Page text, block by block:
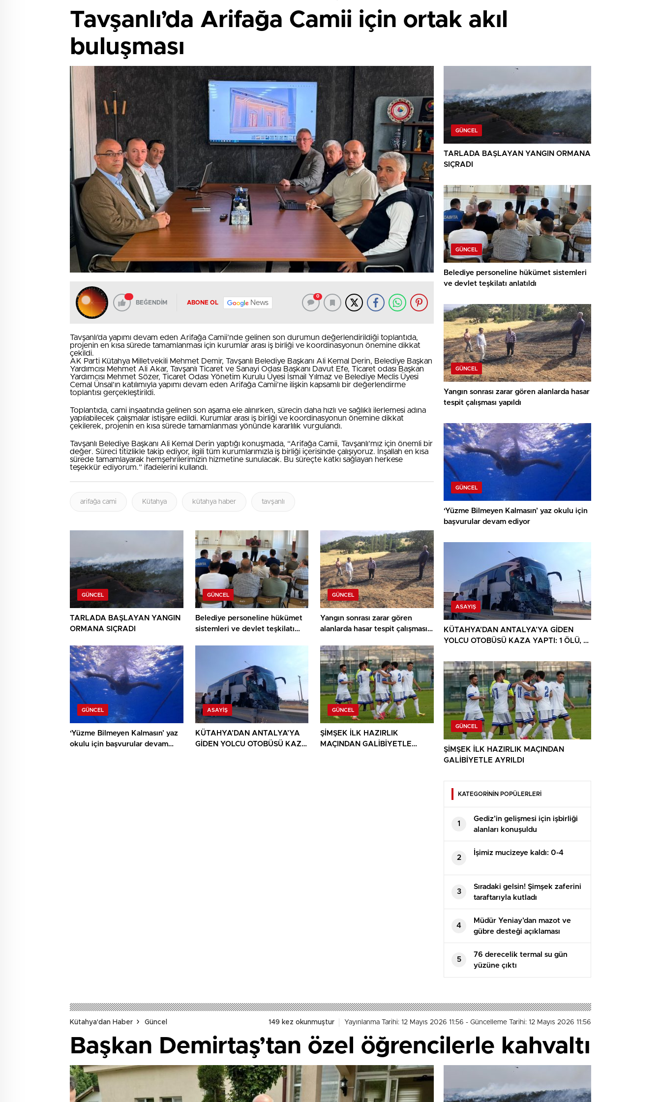
Tavşanlı’da Arifağa Camii için ortak akıl
buluşması
BEĞENDİM ABONE OL News
0
Tavşanlı’da yapımı devam eden Arifağa Camii’nde gelinen son durumun değerlendirildiği toplantıda,
projenin en kısa sürede tamamlanması için kurumlar arası iş birliği ve koordinasyonun önemine dikkat
çekildi.
AK Parti Kütahya Milletvekili Mehmet Demir, Tavşanlı Belediye Başkanı Ali Kemal Derin, Belediye Başkan
Yardımcısı Mehmet Ali Akar, Tavşanlı Ticaret ve Sanayi Odası Başkanı Davut Efe, Ticaret odası Başkan
Yardımcısı Mehmet Sözer, Ticaret Odası Yönetim Kurulu Üyesi İsmail Yılmaz ve Belediye Meclis Üyesi
Cemal Ünsal’ın katılımıyla yapımı devam eden Arifağa Camii’ne ilişkin kapsamlı bir değerlendirme
toplantısı gerçekleştirildi.
Toplantıda, cami inşaatında gelinen son aşama ele alınırken, sürecin daha hızlı ve sağlıklı ilerlemesi adına
yapılabilecek çalışmalar istişare edildi. Kurumlar arası iş birliği ve koordinasyonun önemine dikkat
çekilerek, projenin en kısa sürede tamamlanması yönünde kararlılık vurgulandı.
Tavşanlı Belediye Başkanı Ali Kemal Derin yaptığı konuşmada, “Arifağa Camii, Tavşanlı’mız için önemli bir
değer. Süreci titizlikle takip ediyor, ilgili tüm kurumlarımızla iş birliği içerisinde çalışıyoruz. İnşallah en kısa
sürede tamamlayarak hemşehrilerimizin hizmetine sunulacak. Bu süreçte katkı sağlayan herkese
teşekkür ediyorum.” ifadelerini kullandı.
arifağa cami Kütahya kütahya haber tavşanlı
GÜNCEL
TARLADA BAŞLAYAN YANGIN
ORMANA SIÇRADI
GÜNCEL
Belediye personeline hükümet
sistemleri ve devlet teşkilatı
GÜNCEL
Yangın sonrası zarar gören
alanlarda hasar tespit çalışması
GÜNCEL
‘Yüzme Bilmeyen Kalmasın’ yaz
okulu için başvurular devam
ASAYIŞ
KÜTAHYA’DAN ANTALYA’YA
GİDEN YOLCU OTOBÜSÜ KAZA
GÜNCEL
ŞİMŞEK İLK HAZIRLIK
MAÇINDAN GALİBİYETLE
GÜNCEL
TARLADA BAŞLAYAN YANGIN ORMANA
SIÇRADI
GÜNCEL
Belediye personeline hükümet sistemleri
ve devlet teşkilatı anlatıldı
GÜNCEL
Yangın sonrası zarar gören alanlarda hasar
tespit çalışması yapıldı
GÜNCEL
‘Yüzme Bilmeyen Kalmasın’ yaz okulu için
başvurular devam ediyor
ASAYIŞ
KÜTAHYA’DAN ANTALYA’YA GİDEN
YOLCU OTOBÜSÜ KAZA YAPTI: 1 ÖLÜ, 15
GÜNCEL
ŞİMŞEK İLK HAZIRLIK MAÇINDAN
GALİBİYETLE AYRILDI
KATEGORİNİN POPÜLERLERİ
1
Gediz’in gelişmesi için işbirliği
alanları konuşuldu
2
İşimiz mucizeye kaldı: 0-4
3
Sıradaki gelsin! Şimşek zaferini
taraftarıyla kutladı
4
Müdür Yeniay’dan mazot ve
gübre desteği açıklaması
5
76 derecelik termal su gün
yüzüne çıktı
Kütahya'dan Haber Güncel 149 kez okunmuştur Yayınlanma Tarihi: 12 Mayıs 2026 11:56 - Güncelleme Tarihi: 12 Mayıs 2026 11:56
Başkan Demirtaş’tan özel öğrencilerle kahvaltı